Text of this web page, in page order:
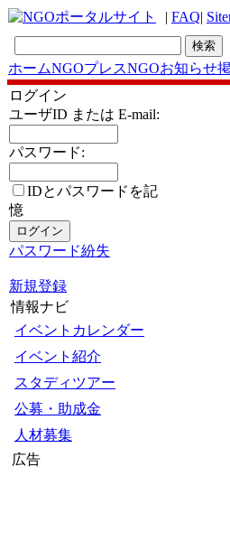
| FAQ|
ホームNGOプレスNGOお知らせ
ログイン
ユーザID または E-mail:
パスワード:
IDとパスワードを記
憶
パスワード紛失
新規登録
情報ナビ
イベントカレンダー
イベント紹介
スタディツアー
公募・助成金
人材募集
広告